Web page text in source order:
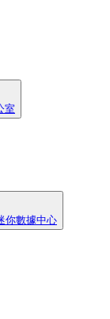
室
你數據中心